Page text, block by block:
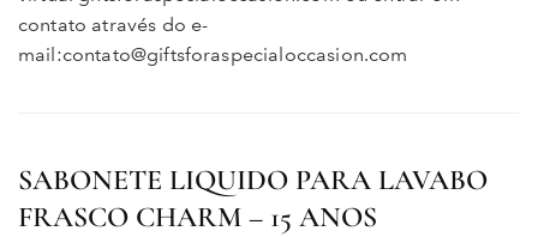
contato através do e-
mail:contato@giftsforaspecialoccasion.com
SABONETE LIQUIDO PARA LAVABO
FRASCO CHARM – 15 ANOS